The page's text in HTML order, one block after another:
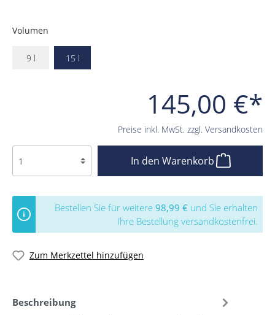
145,00 €*
Preise inkl. MwSt. zzgl. Versandkosten
Volumen
9 l 15 l
In den Warenkorb
Bestellen Sie für weitere 98,99 € und Sie erhalten
Ihre Bestellung versandkostenfrei.
Zum Merkzettel hinzufügen
Beschreibung